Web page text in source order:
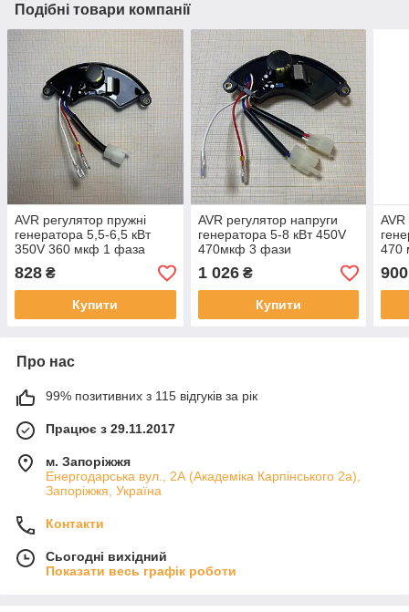
Подібні товари компанії
AVR регулятор пружні
генератора 5,5-6,5 кВт
350V 360 мкф 1 фаза
828 ₴
Купити
AVR регулятор напруги
генератора 5-8 кВт 450V
470мкф 3 фази
1 026₴
Купити
AVR
470
900
Про нас
99% позитивних з 115 відгуків за рік
Працює з 29.11.2017
м. Запоріжжя
Енергодарська вул., 2А (Академіка Карпінського 2а),
Запоріжжя, Україна
Контакти
Сьогодні вихідний
Показати весь графік роботи